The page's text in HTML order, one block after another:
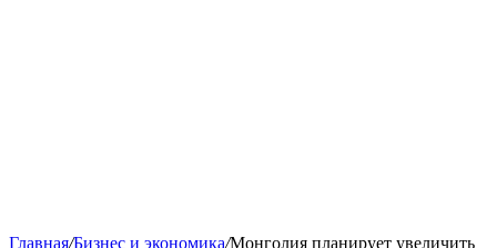
Главная/Бизнес и экономика/Монголия планирует увеличить